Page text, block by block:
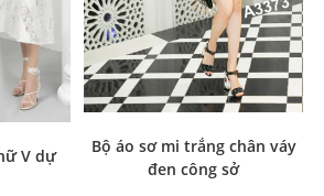
V dự
Bộ áo sơ mi trắng chân váy
đen công sở